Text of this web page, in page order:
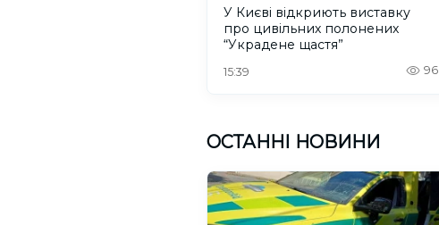
У Києві відкриють виставку
про цивільних полонених
“Украдене щастя”
15:39 96
ОСТАННІ НОВИНИ